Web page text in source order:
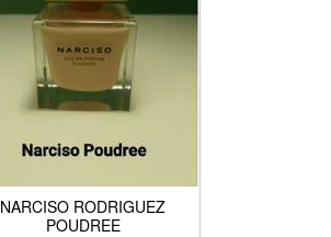
NARCISO RODRIGUEZ
POUDREE